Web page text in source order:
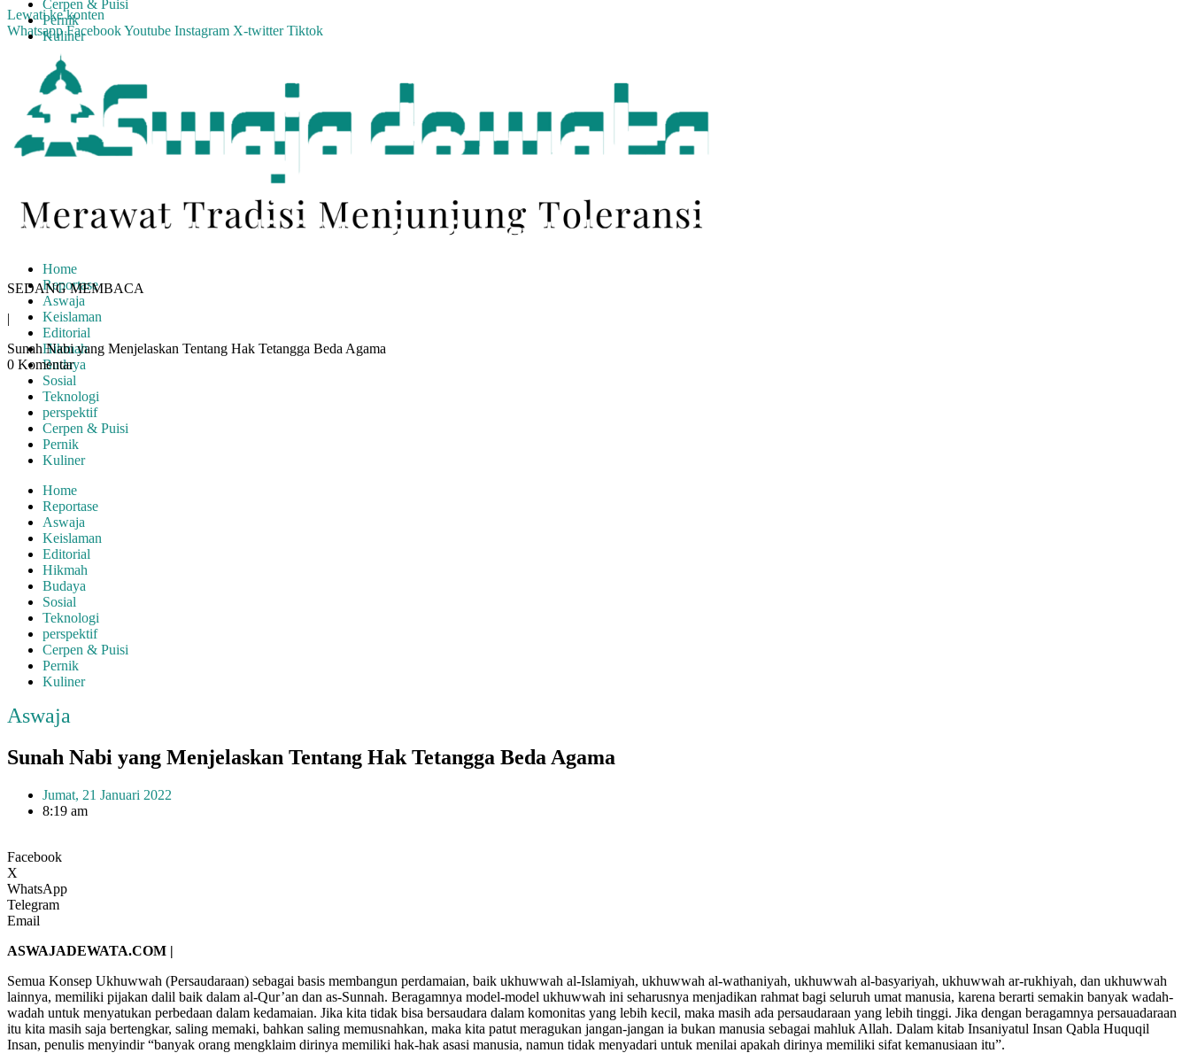
Lewati ke konten
Whatsapp FacebookYoutube Instagram X-twitter Tiktok
Home
Reportase
Aswaja
Keislaman
Editorial
Hikmah
Budaya
Sosial
Teknologi
perspektif
Cerpen & Puisi
Pernik
Kuliner
Home
Reportase
Aswaja
Keislaman
Editorial
Hikmah
Budaya
Sosial
Teknologi
perspektif
Cerpen & Puisi
Pernik
Kuliner
Cerpen & Puisi
Pernik
Kuliner
SEDANG MEMBACA
|
Sunah Nabi yang Menjelaskan Tentang Hak Tetangga Beda Agama
0 Komentar
Aswaja
Sunah Nabi yang Menjelaskan Tentang Hak Tetangga Beda Agama
Jumat, 21 Januari 2022
8:19 am
Facebook
X
WhatsApp
Telegram
Email
ASWAJADEWATA.COM |
Semua Konsep Ukhuwwah (Persaudaraan) sebagai basis membangun perdamaian, baik ukhuwwah al-Islamiyah, ukhuwwah al-wathaniyah, ukhuwwah al-basyariyah, ukhuwwah ar-rukhiyah, dan ukhuwwah
lainnya, memiliki pijakan dalil baik dalam al-Qur’an dan as-Sunnah. Beragamnya model-model ukhuwwah ini seharusnya menjadikan rahmat bagi seluruh umat manusia, karena berarti semakin banyak wadah-
wadah untuk menyatukan perbedaan dalam kedamaian. Jika kita tidak bisa bersaudara dalam komonitas yang lebih kecil, maka masih ada persaudaraan yang lebih tinggi. Jika dengan beragamnya persauadaraan
itu kita masih saja bertengkar, saling memaki, bahkan saling memusnahkan, maka kita patut meragukan jangan-jangan ia bukan manusia sebagai mahluk Allah. Dalam kitab Insaniyatul Insan Qabla Huquqil
Insan, penulis menyindir “banyak orang mengklaim dirinya memiliki hak-hak asasi manusia, namun tidak menyadari untuk menilai apakah dirinya memiliki sifat kemanusiaan itu”.